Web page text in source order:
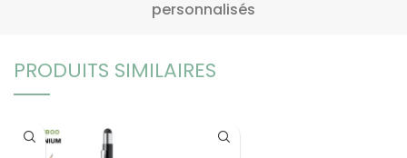
personnalisés
PRODUITS SIMILAIRES